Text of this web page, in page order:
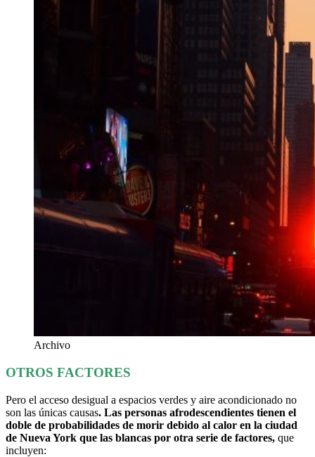
Archivo
OTROS FACTORES
Pero el acceso desigual a espacios verdes y aire acondicionado no
son las únicas causas. Las personas afrodescendientes tienen el
doble de probabilidades de morir debido al calor en la ciudad
de Nueva York que las blancas por otra serie de factores, que
incluyen: